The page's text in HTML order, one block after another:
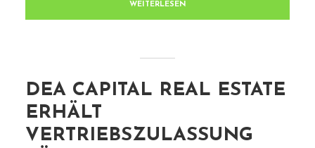
WEITERLESEN
DEA CAPITAL REAL ESTATE
ERHÄLT
VERTRIEBSZULASSUNG